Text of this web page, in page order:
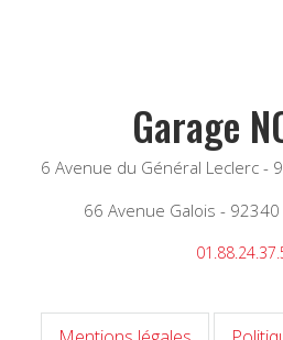
Garage
6 Avenue du Général Leclerc -
66 Avenue Galois - 92340